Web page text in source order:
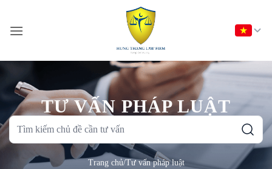
nội
TƯ VẤN PHÁP LUẬT
Tìm
chủ
Trang chủ/Tư vấn pháp luật